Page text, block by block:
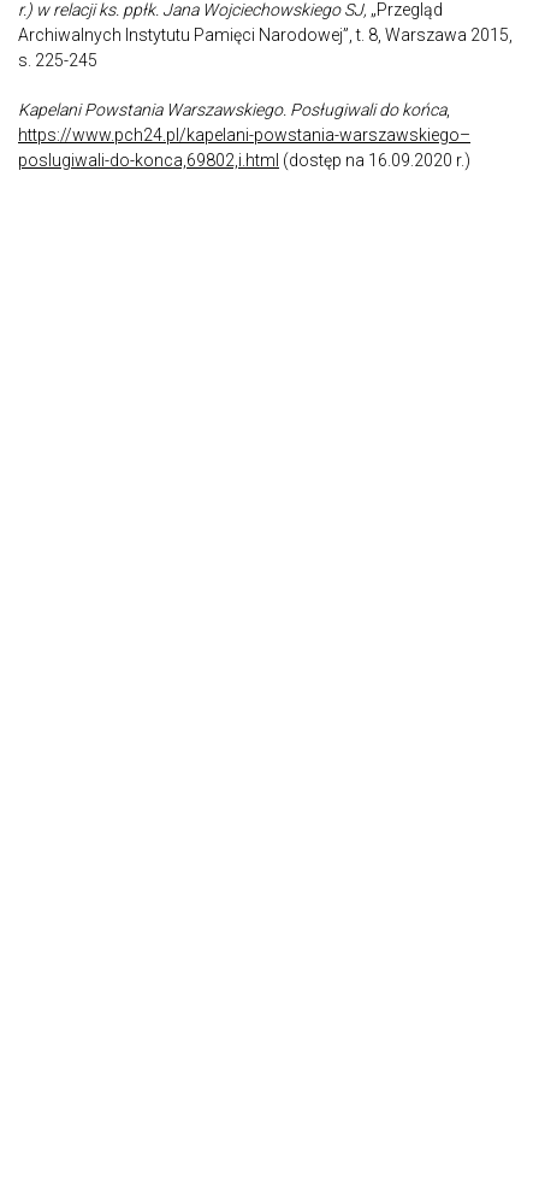
r.) w relacji ks. ppłk. Jana Wojciechowskiego SJ, „Przegląd
Archiwalnych Instytutu Pamięci Narodowej”, t. 8, Warszawa 2015,
s. 225-245
Kapelani Powstania Warszawskiego. Posługiwali do końca,
https://www.pch24.pl/kapelani-powstania-warszawskiego–
poslugiwali-do-konca,69802,i.html (dostęp na 16.09.2020 r.)